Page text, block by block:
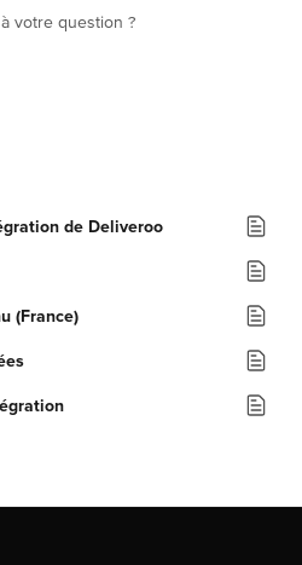
votre question ?
de Deliveroo
(France)